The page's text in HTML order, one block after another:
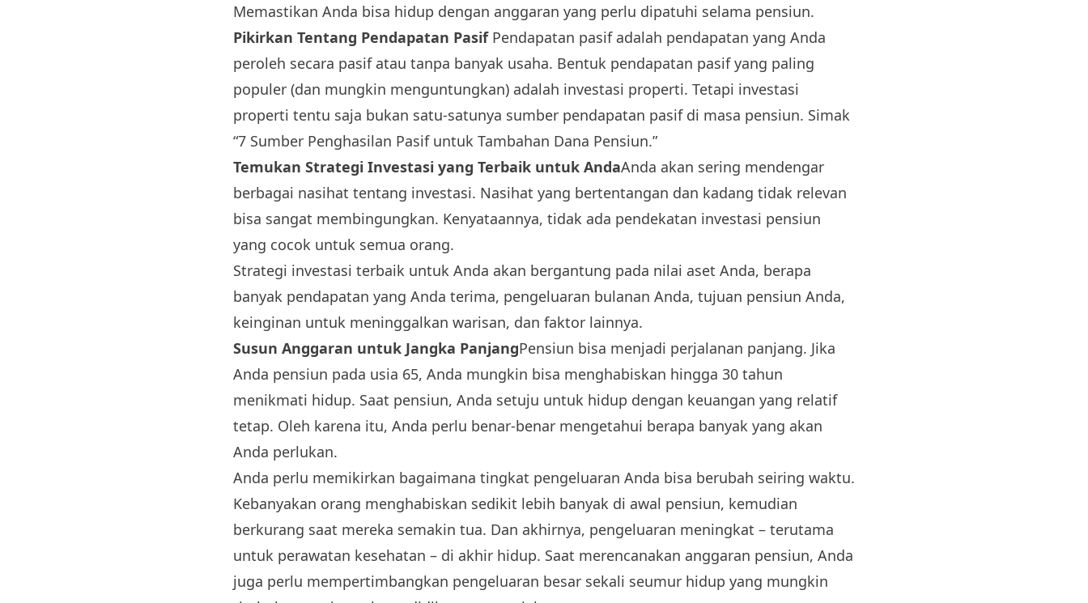
Memastikan Anda bisa hidup dengan anggaran yang perlu dipatuhi selama pensiun.
Pikirkan Tentang Pendapatan Pasif Pendapatan pasif adalah pendapatan yang Anda
peroleh secara pasif atau tanpa banyak usaha. Bentuk pendapatan pasif yang paling
populer (dan mungkin menguntungkan) adalah investasi properti. Tetapi investasi
properti tentu saja bukan satu-satunya sumber pendapatan pasif di masa pensiun. Simak
“7 Sumber Penghasilan Pasif untuk Tambahan Dana Pensiun.”
Temukan Strategi Investasi yang Terbaik untuk AndaAnda akan sering mendengar
berbagai nasihat tentang investasi. Nasihat yang bertentangan dan kadang tidak relevan
bisa sangat membingungkan. Kenyataannya, tidak ada pendekatan investasi pensiun
yang cocok untuk semua orang.
Strategi investasi terbaik untuk Anda akan bergantung pada nilai aset Anda, berapa
banyak pendapatan yang Anda terima, pengeluaran bulanan Anda, tujuan pensiun Anda,
keinginan untuk meninggalkan warisan, dan faktor lainnya.
Susun Anggaran untuk Jangka PanjangPensiun bisa menjadi perjalanan panjang. Jika
Anda pensiun pada usia 65, Anda mungkin bisa menghabiskan hingga 30 tahun
menikmati hidup. Saat pensiun, Anda setuju untuk hidup dengan keuangan yang relatif
tetap. Oleh karena itu, Anda perlu benar-benar mengetahui berapa banyak yang akan
Anda perlukan.
Anda perlu memikirkan bagaimana tingkat pengeluaran Anda bisa berubah seiring waktu.
Kebanyakan orang menghabiskan sedikit lebih banyak di awal pensiun, kemudian
berkurang saat mereka semakin tua. Dan akhirnya, pengeluaran meningkat – terutama
untuk perawatan kesehatan – di akhir hidup. Saat merencanakan anggaran pensiun, Anda
juga perlu mempertimbangkan pengeluaran besar sekali seumur hidup yang mungkin